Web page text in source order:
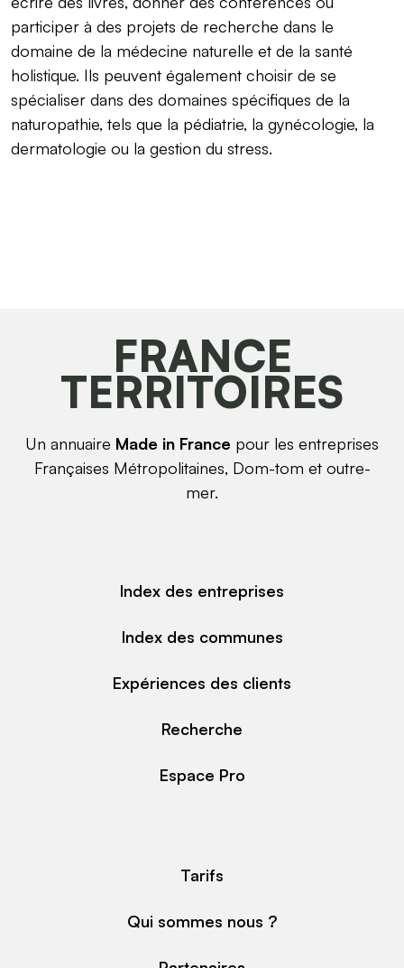
participer à des projets de recherche dans le
domaine de la médecine naturelle et de la santé
holistique. Ils peuvent également choisir de se
spécialiser dans des domaines spécifiques de la
naturopathie, tels que la pédiatrie, la gynécologie, la
dermatologie ou la gestion du stress.
FRANCE
TERRITOIRES
Un annuaire Made in France pour les entreprises
Françaises Métropolitaines, Dom-tom et outre-
mer.
Index des entreprises
Index des communes
Expériences des clients
Recherche
Espace Pro
Tarifs
Qui sommes nous ?